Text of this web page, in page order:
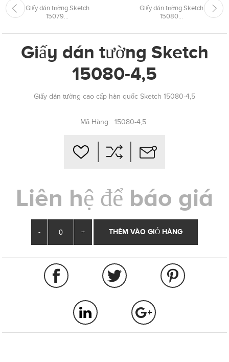
Giấy dán tường Sketch
15079...
Giấy dán tường Sketch
15080...
Giấy dán tường Sketch
15080-4,5
Giấy dán tường cao cấp hàn quốc Sketch 15080-4,5
Mã Hàng: 15080-4,5
Liên hệ để báo giá
- +